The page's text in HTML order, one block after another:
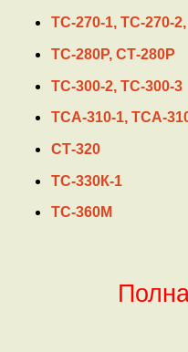
ТС-270-1, ТС-270-
ТС-280Р, СТ-280Р
ТС-300-2, ТС-300-3
ТСА-310-1, ТСА-
СТ-320
ТС-330К-1
ТС-360М